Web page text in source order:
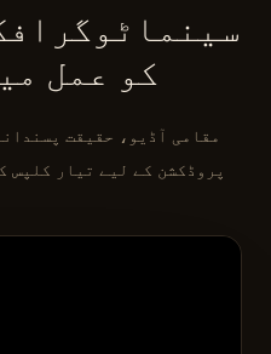
کو عمل
مقامی آڈیو، حقیقت
پروڈکشن کے لیے تیار کلپس